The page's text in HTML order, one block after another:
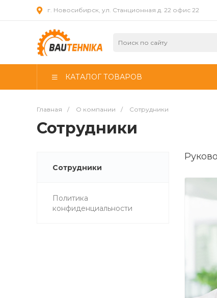
г. Новосибирск, ул. Станционная д. 22 офис 22
КАТАЛОГ ТОВАРОВ
Главная / О компании / Сотрудники
Сотрудники
Сотрудники
Политика
конфиденциальности